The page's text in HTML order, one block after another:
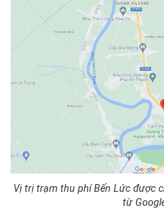
Vị trị trạm thu phí Bến Lức được
từ